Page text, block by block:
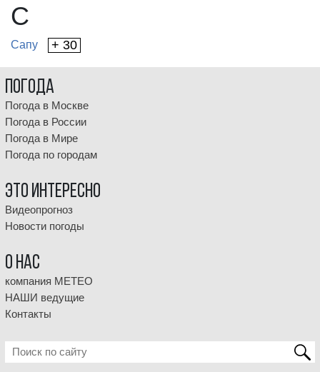
С
Сапу + 30
Погода
Погода в Москве
Погода в России
Погода в Мире
Погода по городам
Это интересно
Видеопрогноз
Новости погоды
О НАС
компания МЕТЕО
НАШИ ведущие
Контакты